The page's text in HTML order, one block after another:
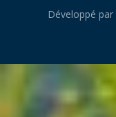
Développé par